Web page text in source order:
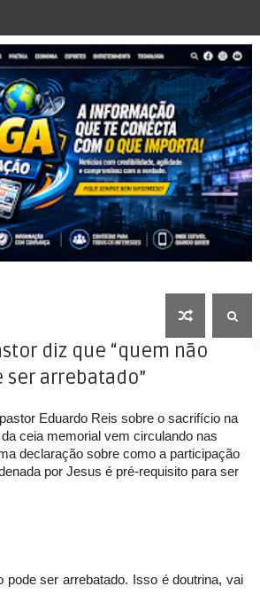
diz que “quem não
ser arrebatado”
Eduardo Reis sobre o sacrifício na
ceia memorial vem circulando nas
declaração sobre como a participação
por Jesus é pré-requisito para ser
pode ser arrebatado. Isso é doutrina, vai